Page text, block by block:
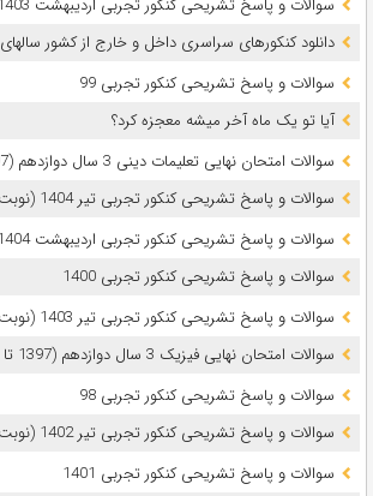
دانلود کنکورهای سراسری داخل و خارج از کشور سالهای 1381 تا 1405
سوالات و پاسخ تشریحی کنکور تجربی 99
آیا تو یک ماه آخر میشه معجزه کرد؟
سوالات امتحان نهایی تعلیمات دینی 3 سال دوازدهم (1397 تا 1405)
سوالات و پاسخ تشریحی کنکور تجربی تیر 1404 (نوبت دوم)
سوالات و پاسخ تشریحی کنکور تجربی اردیبهشت 1404 (نوبت اول)
سوالات و پاسخ تشریحی کنکور تجربی 1400
سوالات و پاسخ تشریحی کنکور تجربی تیر 1403 (نوبت دوم)
سوالات امتحان نهایی فیزیک 3 سال دوازدهم (1397 تا 1405)
سوالات و پاسخ تشریحی کنکور تجربی 98
سوالات و پاسخ تشریحی کنکور تجربی تیر 1402 (نوبت دوم)
سوالات و پاسخ تشریحی کنکور تجربی 1401